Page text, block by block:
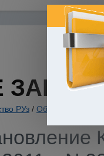
РУз / Общие вопросы